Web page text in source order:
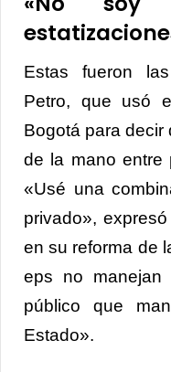
Estas fueron
Petro, que usó
Bogotá para decir
de la mano entre
«Usé una
privado»,
en su reforma de
eps no manejan
público que
Estado».